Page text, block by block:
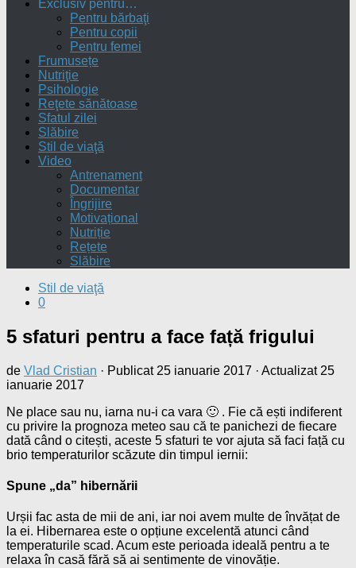
Exclusiv pentru…
Pentru bărbaţi
Pentru copii
Pentru femei
Frumusețe
Nutriţie
Psihologie
Reţete sănătoase
Sfatul zilei
Slăbire
Stil de viaţă
Video
Antrenament
Documentar
Îngrijire
Motivațional
Nutriție
Rețete
Slăbire
Stil de viaţă
0
5 sfaturi pentru a face față frigului
de Vlad Cristian · Publicat 25 ianuarie 2017 · Actualizat 25
ianuarie 2017
Ne place sau nu, iarna nu-i ca vara 🙂 . Fie că ești indiferent
cu privire la prognoza meteo sau că te panichezi de fiecare
dată când o citești, aceste 5 sfaturi te vor ajuta să faci față cu
brio temperaturilor scăzute din timpul iernii:
Spune „da” hibernării
Urșii fac asta de mii de ani, iar noi avem multe de învățat de
la ei. Hibernarea este o opțiune excelentă atunci când
temperaturile scad. Acum este perioada ideală pentru a te
relaxa în casă fără să ai sentimente de vinovăție.